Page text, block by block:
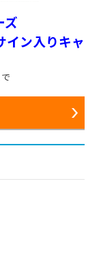
ズ
イン入りキャ